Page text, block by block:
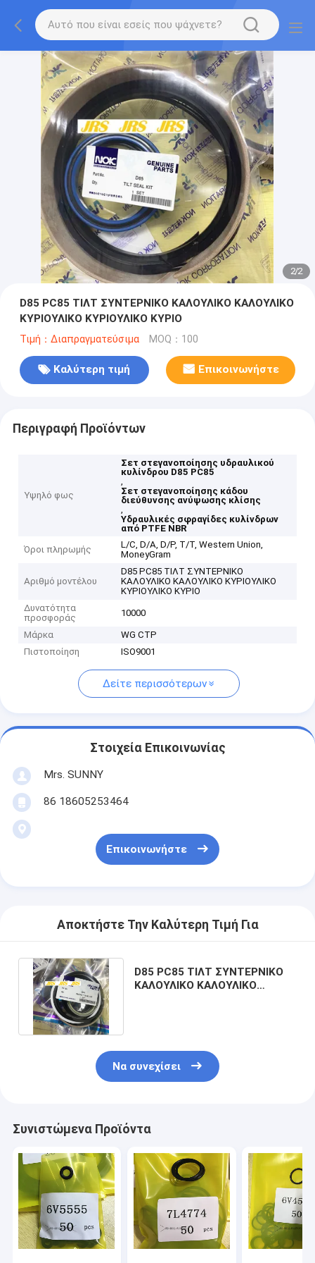
2/2
D85 PC85 ΤΙΛΤ ΣΥΝΤΕΡΝΙΚΟ ΚΑΛΟΥΛΙΚΟ ΚΑΛΟΥΛΙΚΟ
ΚΥΡΙΟΥΛΙΚΟ ΚΥΡΙΟΥΛΙΚΟ ΚΥΡΙΟ
Τιμή：Διαπραγματεύσιμα MOQ：100
Καλύτερη τιμή Επικοινωνήστε
Περιγραφή Προϊόντων
Υψηλό φως
Σετ στεγανοποίησης υδραυλικού
κυλίνδρου D85 PC85
,
Σετ στεγανοποίησης κάδου
διεύθυνσης ανύψωσης κλίσης
,
Υδραυλικές σφραγίδες κυλίνδρων
από PTFE NBR
Όροι πληρωμής
L/C, D/A, D/P, T/T, Western Union,
MoneyGram
Αριθμό μοντέλου
D85 PC85 ΤΙΛΤ ΣΥΝΤΕΡΝΙΚΟ
ΚΑΛΟΥΛΙΚΟ ΚΑΛΟΥΛΙΚΟ ΚΥΡΙΟΥΛΙΚΟ
ΚΥΡΙΟΥΛΙΚΟ ΚΥΡΙΟ
Δυνατότητα
προσφοράς
10000
Μάρκα
WG CTP
Πιστοποίηση
ISO9001
Δείτε περισσότερων
Στοιχεία Επικοινωνίας
Mrs. SUNNY
86 18605253464
Επικοινωνήστε
Αποκτήστε Την Καλύτερη Τιμή Για
D85 PC85 ΤΙΛΤ ΣΥΝΤΕΡΝΙΚΟ
ΚΑΛΟΥΛΙΚΟ ΚΑΛΟΥΛΙΚΟ
Να συνεχίσει
Συνιστώμενα Προϊόντα